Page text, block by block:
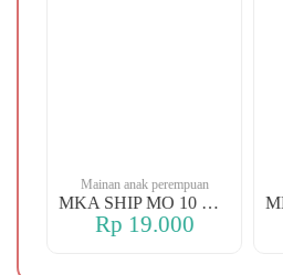
Mainan anak perempuan
MKA SHIP MO 10 CHERRY
Rp 19.000